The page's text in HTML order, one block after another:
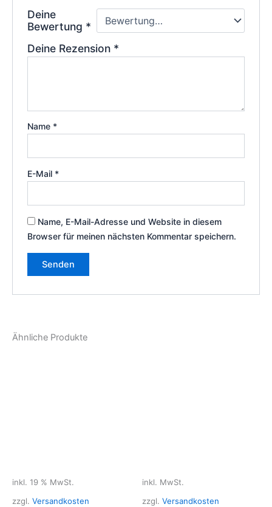
Deine
Bewertung *
Deine Rezension *
Name *
E-Mail *
Name, E-Mail-Adresse und Website in diesem
Browser für meinen nächsten Kommentar speichern.
Ähnliche Produkte
inkl. 19 % MwSt.
zzgl. Versandkosten
inkl. MwSt.
zzgl. Versandkosten